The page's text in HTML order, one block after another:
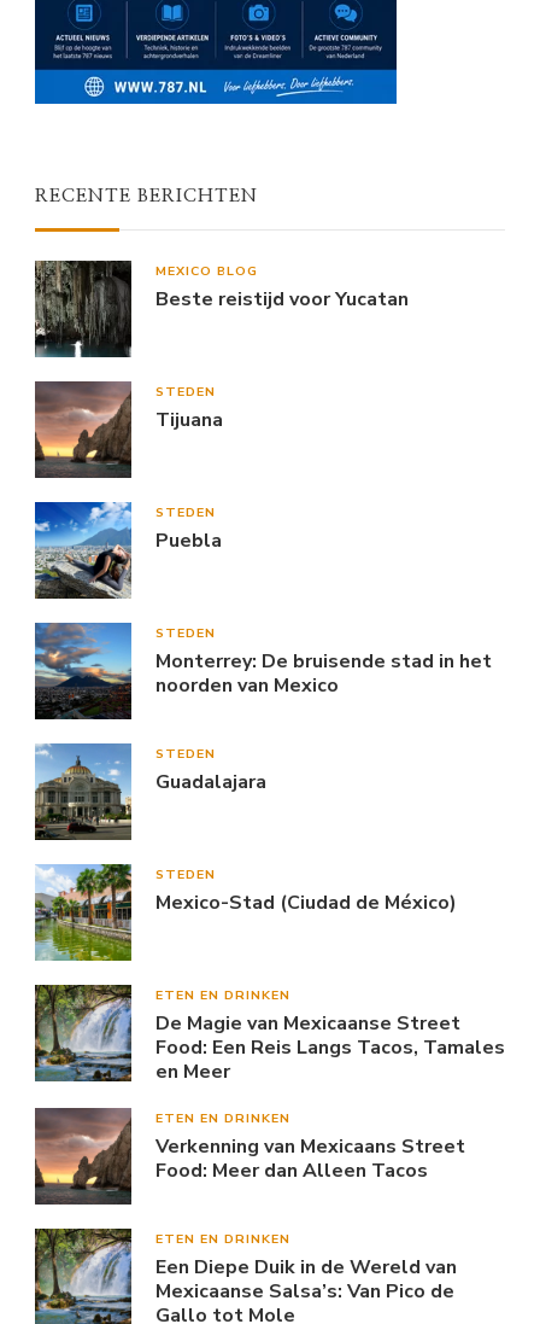
RECENTE BERICHTEN
MEXICO BLOG
Beste reistijd voor Yucatan
STEDEN
Tijuana
STEDEN
Puebla
STEDEN
Monterrey: De bruisende stad in het
noorden van Mexico
STEDEN
Guadalajara
STEDEN
Mexico-Stad (Ciudad de México)
ETEN EN DRINKEN
De Magie van Mexicaanse Street
Food: Een Reis Langs Tacos, Tamales
en Meer
ETEN EN DRINKEN
Verkenning van Mexicaans Street
Food: Meer dan Alleen Tacos
ETEN EN DRINKEN
Een Diepe Duik in de Wereld van
Mexicaanse Salsa’s: Van Pico de
Gallo tot Mole